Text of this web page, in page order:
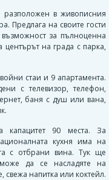
в живописния
Предлага на своите гости
за пълноценна
на града с парка,
стаи и 9 апартамента.
с телевизор, телефон,
баня с душ или вана,
капацитет 90 места. За
кухня има на
с отбрани вина. Тук ще
да се насладяте на
свежа напитка или коктейл.